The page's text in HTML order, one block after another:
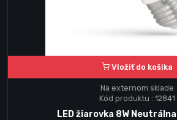
Vložiť do košika
Na externom sklade
Kód produktu : 12841
LED žiarovka 8W